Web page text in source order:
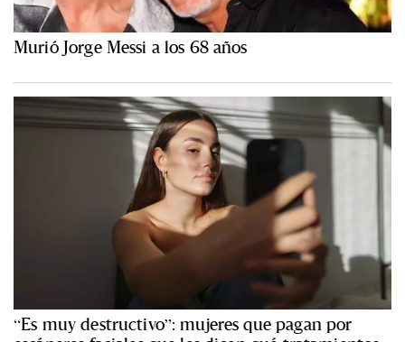
Murió Jorge Messi a los 68 años
“Es muy destructivo”: mujeres que pagan por